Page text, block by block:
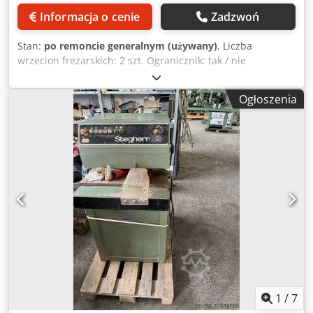
ostrzy do frezu do profili (= 10 sztuk): 190,00 EUR Piła z
węglika spiekanego, cena za sztukę: 170,00 EUR (W
piły) Ustawienie maszyny na dostarczone przez klienta
narzędzia, cena za pojedyncze narzędzie: 700,00 EUR
Pakowanie w skrzynię (odpowiednie do transportu
lądowego): 650,00 EUR Pakowanie na palecie, owinięte folią
termokurczliwą (tylko w obrębie Europy, nie do transportu
lotniczego): 340,00 EUR Cena w fabryce, bez opakowania,
bez ubezpieczenia, przy dostawie w Niemczech
obowiązuje dodatkowo podatek VAT obowiązujący w dniu
dostawy. (wszystkie dane techniczne zgodnie z
informacjami producenta, bez gwarancji!)
Informacja o cenie Zadzwoń
Stan: po remoncie generalnym (używany), Liczba
wrzecion frezarskich: 2 szt. Ogranicznik: tak / nie
Narzędzia: tak STEGHERR Typ KSF-mini, frezarka do
kratownic poprzecznych ----- Specjalistyczna frezarka do
wydajnego wykonywania połączeń kratownicowych.
Frezarka do kratownic KSF-mini to efekt wieloletniego
doświadczenia firmy STEGHERR w konstruowaniu
specjalistycznych maszyn do wykonywania połączeń
kratownicowych. Za pomocą KSF-mini można szybko i
precyzyjnie wykonać wszystkie praktyczne połączenia
kratownicowe. Maszyna umożliwia także obróbkę już
profilowanych sztachet kratownic na tym modelu.
Precyzyjne wyfrezowanie osiągane jest dzięki temu, że
obrabiany element jest mocowany jednorazowo, a obróbka
prowadzona jest z trzech stron. Napęd narzędzi
realizowany jest przez dwa silniki trójfazowe; mocowanie
elementów odbywa się pneumatycznie. Frez profilowy jest
dostosowany do szerokości żeberka. Tarcze piłkowe
wykonujące rozkładanie są ustawiane do wymiarów freza
Ogłoszenia
1 /7